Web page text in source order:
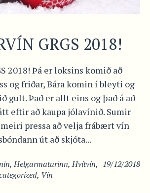
GRGS 2018!
2018! Þá er loksins komið að
og friðar, Bára komin í bleyti og
gult. Það er allt eins og það á að
eftir að kaupa jólavínið. Sumir
meiri pressa að velja frábært vín
út að skjóta...
19/12/2018
,Helgarmaturinn,Hvítvín,
, Vín